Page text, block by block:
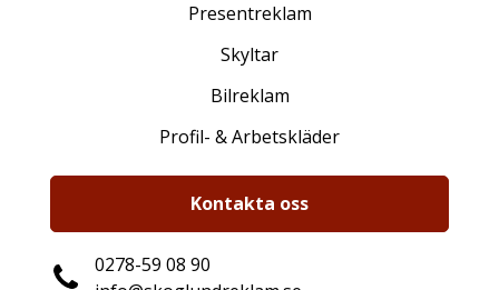
Presentreklam
Skyltar
Bilreklam
Profil- & Arbetskläder
Kontakta oss
0278-59 08 90